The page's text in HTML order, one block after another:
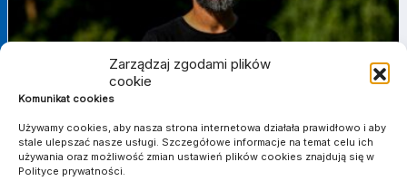
Zarządzaj zgodami plików
cookie
Komunikat cookies
Używamy cookies, aby nasza strona internetowa działała prawidłowo i aby
stale ulepszać nasze usługi. Szczegółowe informacje na temat celu ich
używania oraz możliwość zmian ustawień plików cookies znajdują się w
Polityce prywatności.
23 CZERWCA 2025